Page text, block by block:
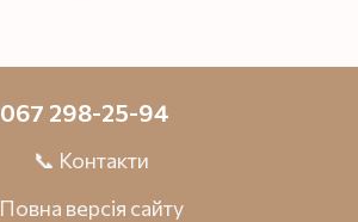
067 298-25-94
📞 Контакти
Повна версія сайту